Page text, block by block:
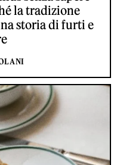
la tradizione
storia di furti e